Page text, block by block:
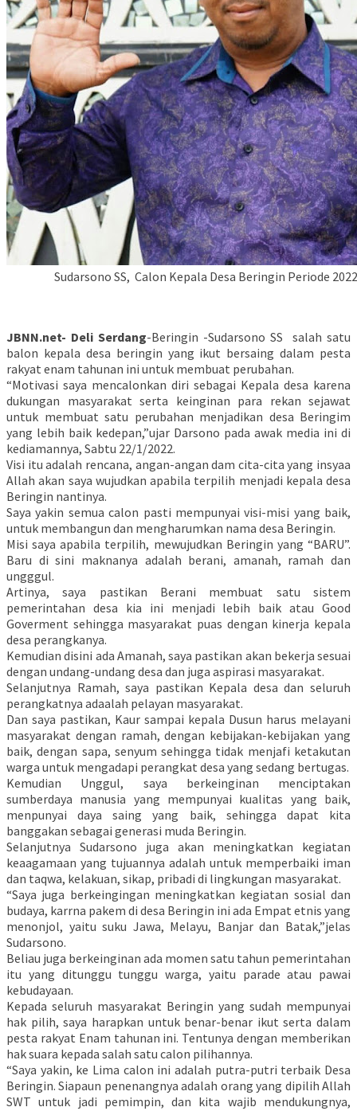
Sudarsono SS, Calon Kepala Desa Beringin Periode
JBNN.net- Deli Serdang-Beringin -Sudarsono SS salah satu
balon kepala desa beringin yang ikut bersaing dalam pesta
rakyat enam tahunan ini untuk membuat perubahan.
“Motivasi saya mencalonkan diri sebagai Kepala desa karena
dukungan masyarakat serta keinginan para rekan sejawat
untuk membuat satu perubahan menjadikan desa Beringim
yang lebih baik kedepan,”ujar Darsono pada awak media ini di
kediamannya, Sabtu 22/1/2022.
Visi itu adalah rencana, angan-angan dam cita-cita yang insyaa
Allah akan saya wujudkan apabila terpilih menjadi kepala desa
Beringin nantinya.
Saya yakin semua calon pasti mempunyai visi-misi yang baik,
untuk membangun dan mengharumkan nama desa Beringin.
Misi saya apabila terpilih, mewujudkan Beringin yang “BARU”.
Baru di sini maknanya adalah berani, amanah, ramah dan
ungggul.
Artinya, saya pastikan Berani membuat satu sistem
pemerintahan desa kia ini menjadi lebih baik atau Good
Goverment sehingga masyarakat puas dengan kinerja kepala
desa perangkanya.
Kemudian disini ada Amanah, saya pastikan akan bekerja sesuai
dengan undang-undang desa dan juga aspirasi masyarakat.
Selanjutnya Ramah, saya pastikan Kepala desa dan seluruh
perangkatnya adaalah pelayan masyarakat.
Dan saya pastikan, Kaur sampai kepala Dusun harus melayani
masyarakat dengan ramah, dengan kebijakan-kebijakan yang
baik, dengan sapa, senyum sehingga tidak menjafi ketakutan
warga untuk mengadapi perangkat desa yang sedang bertugas.
Kemudian Unggul, saya berkeinginan menciptakan
sumberdaya manusia yang mempunyai kualitas yang baik,
menpunyai daya saing yang baik, sehingga dapat kita
banggakan sebagai generasi muda Beringin.
Selanjutnya Sudarsono juga akan meningkatkan kegiatan
keaagamaan yang tujuannya adalah untuk memperbaiki iman
dan taqwa, kelakuan, sikap, pribadi di lingkungan masyarakat.
“Saya juga berkeingingan meningkatkan kegiatan sosial dan
budaya, karrna pakem di desa Beringin ini ada Empat etnis yang
menonjol, yaitu suku Jawa, Melayu, Banjar dan Batak,”jelas
Sudarsono.
Beliau juga berkeinginan ada momen satu tahun pemerintahan
itu yang ditunggu tunggu warga, yaitu parade atau pawai
kebudayaan.
Kepada seluruh masyarakat Beringin yang sudah mempunyai
hak pilih, saya harapkan untuk benar-benar ikut serta dalam
pesta rakyat Enam tahunan ini. Tentunya dengan memberikan
hak suara kepada salah satu calon pilihannya.
“Saya yakin, ke Lima calon ini adalah putra-putri terbaik Desa
Beringin. Siapaun penenangnya adalah orang yang dipilih Allah
SWT untuk jadi pemimpin, dan kita wajib mendukungnya,